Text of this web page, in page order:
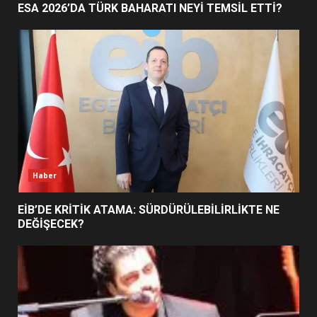
6
BURHANİYE SATRANÇ
TURNUVASI KAYITLARI NEYİ
DEĞİŞTİRİYOR?
7
BURHANİYE BELEDİYESPOR’DA
YENİ YÖNETİM NASIL
ŞEKİLLENDİ?
ESA 2026’DA TÜRK BAHARATI NEYİ TEMSİL ETTİ?
Haber
EİB’DE KRİTİK ATAMA: SÜRDÜRÜLEBİLİRLİKTE NE
DEĞİŞECEK?